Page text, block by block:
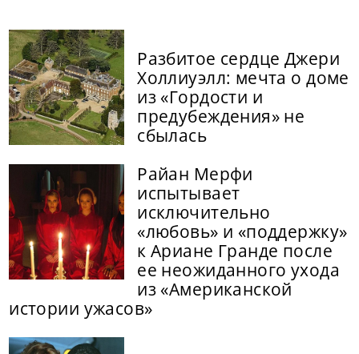
Разбитое сердце Джери
Холлиуэлл: мечта о доме
из «Гордости и
предубеждения» не
сбылась
Райан Мерфи
испытывает
исключительно
«любовь» и «поддержку»
к Ариане Гранде после
ее неожиданного ухода
из «Американской
истории ужасов»